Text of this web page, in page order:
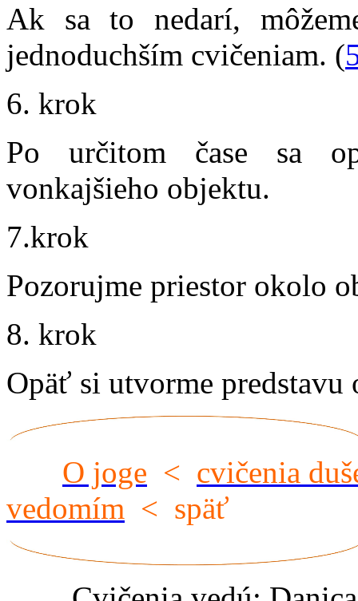
Ak sa to nedarí,
jednoduchším cvičeniam. (
6. krok
Po určitom čase sa
vonkajšieho objektu.
7.krok
Pozorujme priestor okolo
8. krok
Opäť si utvorme
O joge < cvičenia
vedomím < späť